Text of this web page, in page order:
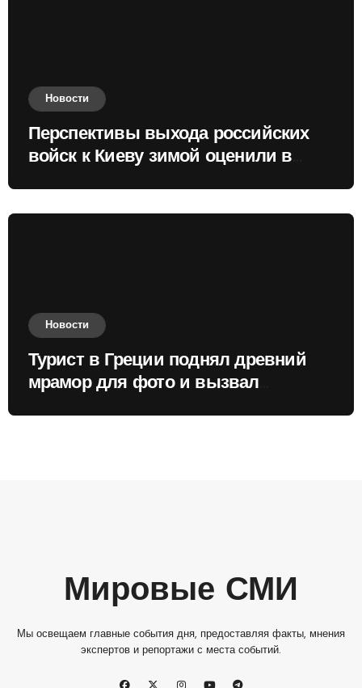
Новости
Перспективы выхода российских
войск к Киеву зимой оценили в
Новости
Турист в Греции поднял древний
мрамор для фото и вызвал
Мировые СМИ
Мы освещаем главные события дня, предоставляя факты, мнения
экспертов и репортажи с места событий.